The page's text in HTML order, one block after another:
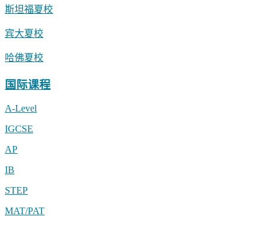
斯坦福夏校
宾大夏校
哈佛夏校
国际课程
A-Level
IGCSE
AP
IB
STEP
MAT/PAT